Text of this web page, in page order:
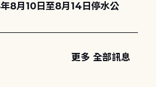
年8月10日至8月14日停水公
更多 全部訊息